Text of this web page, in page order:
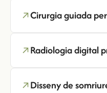
Cirurgia guiada
Radiologia digital
Disseny de